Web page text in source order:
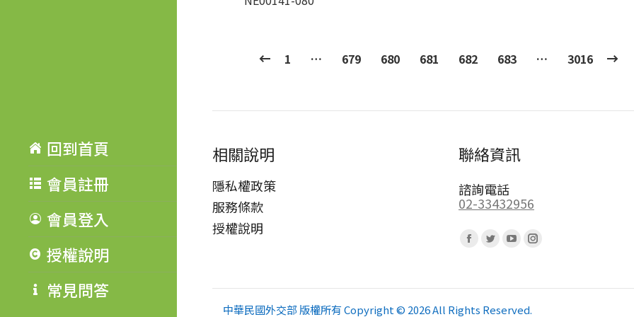
回到首頁
會員註冊
會員登入
授權說明
常見問答
1 … 679 680 681 682 683 … 3016
相關說明
隱私權政策
服務條款
授權說明
聯絡資訊
諮詢電話
02-33432956
Facebook
opens
Twitter
opens
YouTube
opens
Instagram
opens
中華民國外交部 版權所有 Copyright © 2026 All Rights Reserved.